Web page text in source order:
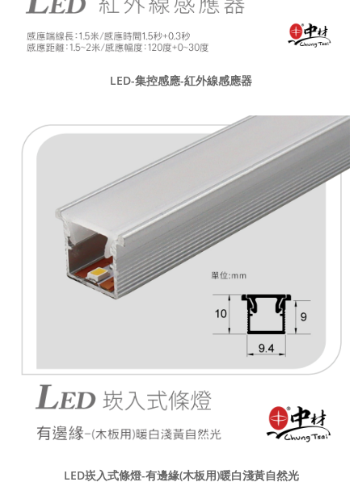
LED-集控感應-紅外線感應器
LED崁入式條燈-有邊緣(木板用)暖白淺黃自然光